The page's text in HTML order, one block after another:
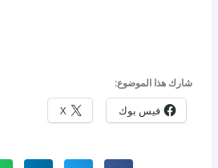
شارك هذا الموضوع:
فيس بوك X